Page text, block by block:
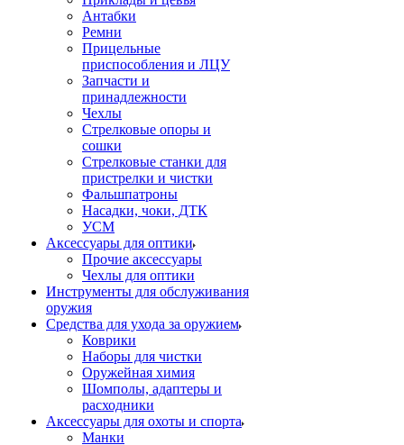
Антабки
Ремни
Прицельные
приспособления и ЛЦУ
Запчасти и
принадлежности
Чехлы
Стрелковые опоры и
сошки
Стрелковые станки для
пристрелки и чистки
Фальшпатроны
Насадки, чоки, ДТК
УСМ
Аксессуары для оптики
Прочие аксессуары
Чехлы для оптики
Инструменты для обслуживания
оружия
Средства для ухода за оружием
Коврики
Наборы для чистки
Оружейная химия
Шомполы, адаптеры и
расходники
Аксессуары для охоты и спорта
Манки